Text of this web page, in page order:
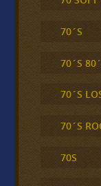
70´S
70´S
70´S
70´S
70S